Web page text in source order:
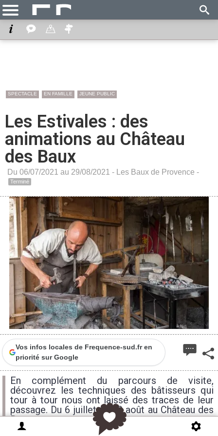
SPECTACLE EN FAMILLE JEUNE PUBLIC
Les Estivales : des
animations au Château
des Baux
Du 06/07/2021 au 29/08/2021 - Les Baux de Provence -
Terminé
Vos infos locales de Frequence-sud.fr en
priorité sur Google
En complément du parcours de visite,
découvrez les techniques des bâtisseurs qui
tour à tour nous ont laissé des traces de leur
passage. Du 6 juillet au 29 août au Château des
Baux.